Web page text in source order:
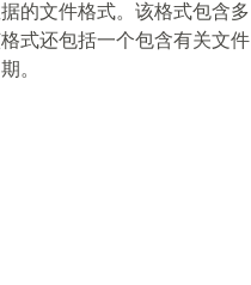
的文件格式。该格式包含多
式还包括一个包含有关文件
。